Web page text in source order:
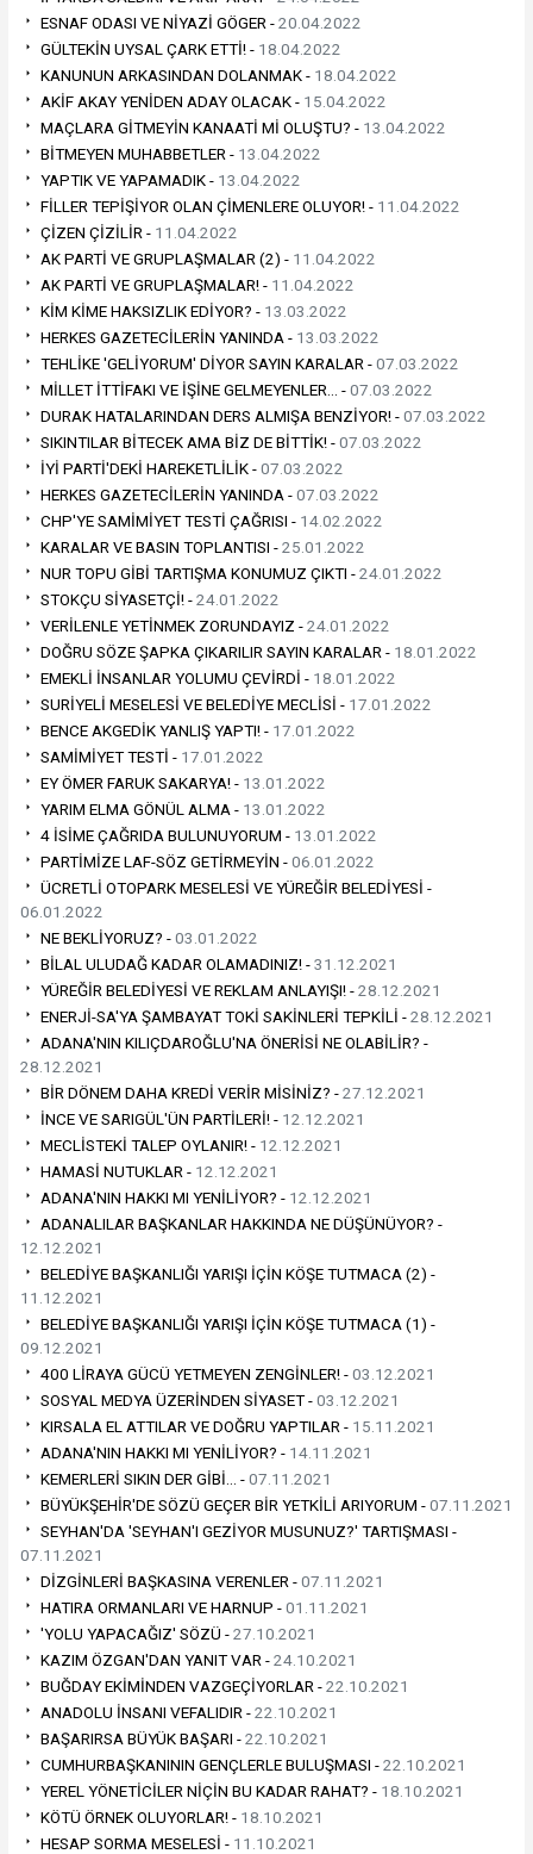
ESNAF ODASI VE NİYAZİ GÖGER -20.04.2022
GÜLTEKİN UYSAL ÇARK ETTİ! - 18.04.2022
KANUNUN ARKASINDAN DOLANMAK - 18.04.2022
AKİF AKAY YENİDEN ADAY OLACAK - 15.04.2022
MAÇLARA GİTMEYİN KANAATİ Mİ OLUŞTU? - 13.04.2022
BİTMEYEN MUHABBETLER - 13.04.2022
YAPTIK VE YAPAMADIK - 13.04.2022
FİLLER TEPİŞİYOR OLAN ÇİMENLERE OLUYOR! - 11.04.2022
ÇİZEN ÇİZİLİR - 11.04.2022
AK PARTİ VE GRUPLAŞMALAR (2) - 11.04.2022
AK PARTİ VE GRUPLAŞMALAR! - 11.04.2022
KİM KİME HAKSIZLIK EDİYOR? - 13.03.2022
HERKES GAZETECİLERİN YANINDA - 13.03.2022
TEHLİKE 'GELİYORUM' DİYOR SAYIN KARALAR -07.03.2022
MİLLET İTTİFAKI VE İŞİNE GELMEYENLER… -07.03.2022
DURAK HATALARINDAN DERS ALMIŞA BENZİYOR! -07.03.2022
SIKINTILAR BİTECEK AMA BİZ DE BİTTİK! -07.03.2022
İYİ PARTİ'DEKİ HAREKETLİLİK -07.03.2022
HERKES GAZETECİLERİN YANINDA -07.03.2022
CHP'YE SAMİMİYET TESTİ ÇAĞRISI - 14.02.2022
KARALAR VE BASIN TOPLANTISI -25.01.2022
NUR TOPU GİBİ TARTIŞMA KONUMUZ ÇIKTI -24.01.2022
STOKÇU SİYASETÇİ! -24.01.2022
VERİLENLE YETİNMEK ZORUNDAYIZ -24.01.2022
DOĞRU SÖZE ŞAPKA ÇIKARILIR SAYIN KARALAR - 18.01.2022
EMEKLİ İNSANLAR YOLUMU ÇEVİRDİ - 18.01.2022
SURİYELİ MESELESİ VE BELEDİYE MECLİSİ - 17.01.2022
BENCE AKGEDİK YANLIŞ YAPTI! - 17.01.2022
SAMİMİYET TESTİ - 17.01.2022
EY ÖMER FARUK SAKARYA! - 13.01.2022
YARIM ELMA GÖNÜL ALMA - 13.01.2022
4 İSİME ÇAĞRIDA BULUNUYORUM - 13.01.2022
PARTİMİZE LAF-SÖZ GETİRMEYİN -06.01.2022
ÜCRETLİ OTOPARK MESELESİ VE YÜREĞİR BELEDİYESİ -
06.01.2022
NE BEKLİYORUZ? -03.01.2022
BİLAL ULUDAĞ KADAR OLAMADINIZ! -31.12.2021
YÜREĞİR BELEDİYESİ VE REKLAM ANLAYIŞI! -28.12.2021
ENERJİ-SA'YA ŞAMBAYAT TOKİ SAKİNLERİ TEPKİLİ -28.12.2021
ADANA'NIN KILIÇDAROĞLU'NA ÖNERİSİ NE OLABİLİR? -
28.12.2021
BİR DÖNEM DAHA KREDİ VERİR MİSİNİZ? -27.12.2021
İNCE VE SARIGÜL'ÜN PARTİLERİ! - 12.12.2021
MECLİSTEKİ TALEP OYLANIR! - 12.12.2021
HAMASİ NUTUKLAR - 12.12.2021
ADANA'NIN HAKKI MI YENİLİYOR? - 12.12.2021
ADANALILAR BAŞKANLAR HAKKINDA NE DÜŞÜNÜYOR? -
12.12.2021
BELEDİYE BAŞKANLIĞI YARIŞI İÇİN KÖŞE TUTMACA (2) -
11.12.2021
BELEDİYE BAŞKANLIĞI YARIŞI İÇİN KÖŞE TUTMACA (1) -
09.12.2021
400 LİRAYA GÜCÜ YETMEYEN ZENGİNLER! -03.12.2021
SOSYAL MEDYA ÜZERİNDEN SİYASET -03.12.2021
KIRSALA EL ATTILAR VE DOĞRU YAPTILAR - 15.11.2021
ADANA'NIN HAKKI MI YENİLİYOR? - 14.11.2021
KEMERLERİ SIKIN DER GİBİ… -07.11.2021
BÜYÜKŞEHİR'DE SÖZÜ GEÇER BİR YETKİLİ ARIYORUM -07.11.2021
SEYHAN'DA 'SEYHAN'I GEZİYOR MUSUNUZ?' TARTIŞMASI -
07.11.2021
DİZGİNLERİ BAŞKASINA VERENLER -07.11.2021
HATIRA ORMANLARI VE HARNUP -01.11.2021
'YOLU YAPACAĞIZ' SÖZÜ -27.10.2021
KAZIM ÖZGAN'DAN YANIT VAR -24.10.2021
BUĞDAY EKİMİNDEN VAZGEÇİYORLAR -22.10.2021
ANADOLU İNSANI VEFALIDIR -22.10.2021
BAŞARIRSA BÜYÜK BAŞARI -22.10.2021
CUMHURBAŞKANININ GENÇLERLE BULUŞMASI -22.10.2021
YEREL YÖNETİCİLER NİÇİN BU KADAR RAHAT? - 18.10.2021
KÖTÜ ÖRNEK OLUYORLAR! - 18.10.2021
HESAP SORMA MESELESİ - 11.10.2021